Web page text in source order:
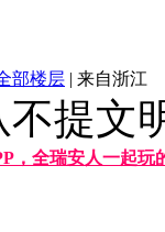
部楼层 | 来自浙江
不提文
，全瑞安人一起玩